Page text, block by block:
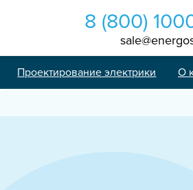
8 (800)
Проектирование электрики О